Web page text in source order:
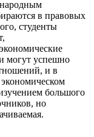
в правовых
студенты
могут успешно
и в
большого
но